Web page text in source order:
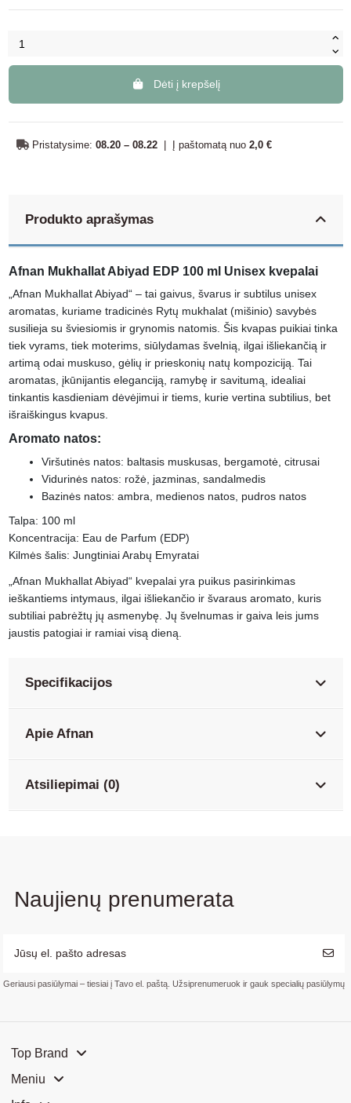
Dėti į krepšelį
Pristatysime: 08.20 – 08.22 | Į paštomatą nuo 2,0 €
Produkto aprašymas
Afnan Mukhallat Abiyad EDP 100 ml Unisex kvepalai
„Afnan Mukhallat Abiyad“ – tai gaivus, švarus ir subtilus unisex
aromatas, kuriame tradicinės Rytų mukhalat (mišinio) savybės
susilieja su šviesiomis ir grynomis natomis. Šis kvapas puikiai tinka
tiek vyrams, tiek moterims, siūlydamas švelnią, ilgai išliekančią ir
artimą odai muskuso, gėlių ir prieskonių natų kompoziciją. Tai
aromatas, įkūnijantis eleganciją, ramybę ir savitumą, idealiai
tinkantis kasdieniam dėvėjimui ir tiems, kurie vertina subtilius, bet
išraiškingus kvapus.
Aromato natos:
Viršutinės natos: baltasis muskusas, bergamotė, citrusai
Vidurinės natos: rožė, jazminas, sandalmedis
Bazinės natos: ambra, medienos natos, pudros natos
Talpa: 100 ml
Koncentracija: Eau de Parfum (EDP)
Kilmės šalis: Jungtiniai Arabų Emyratai
„Afnan Mukhallat Abiyad“ kvepalai yra puikus pasirinkimas
ieškantiems intymaus, ilgai išliekančio ir švaraus aromato, kuris
subtiliai pabrėžtų jų asmenybę. Jų švelnumas ir gaiva leis jums
jaustis patogiai ir ramiai visą dieną.
Specifikacijos
Apie Afnan
Atsiliepimai (0)
Naujienų prenumerata
Geriausi pasiūlymai – tiesiai į Tavo el. paštą. Užsiprenumeruok ir gauk specialių pasiūlymų
Top Brand
Meniu